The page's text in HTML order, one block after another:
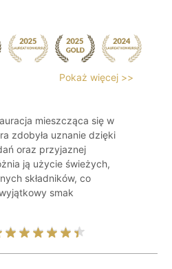
Pokaż więcej >>
mieszcząca się w
zdobyła uznanie dzięki
oraz przyjaznej
ją użycie świeżych,
składników, co
smak